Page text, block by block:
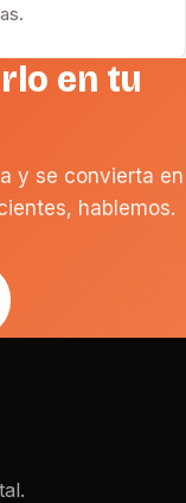
en tu
y se convierta en
hablemos.